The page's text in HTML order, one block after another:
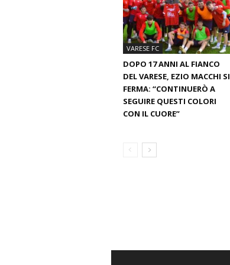
VARESE FC
DOPO 17 ANNI AL FIANCO
DEL VARESE, EZIO MACCHI SI
FERMA: “CONTINUERÒ A
SEGUIRE QUESTI COLORI
CON IL CUORE”